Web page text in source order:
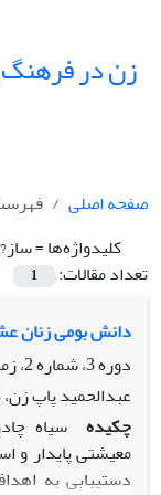
زن در
صفحه اصلی
کلیدواژه‌ها =
تعداد مقالات:
1
دانش بومی زنان
دوره 3، شماره 2، زمستان 1390، صفحه
عبدالحمید پاپ
چکیده سیاه
معیشتی پایدار و
دستیبابی به